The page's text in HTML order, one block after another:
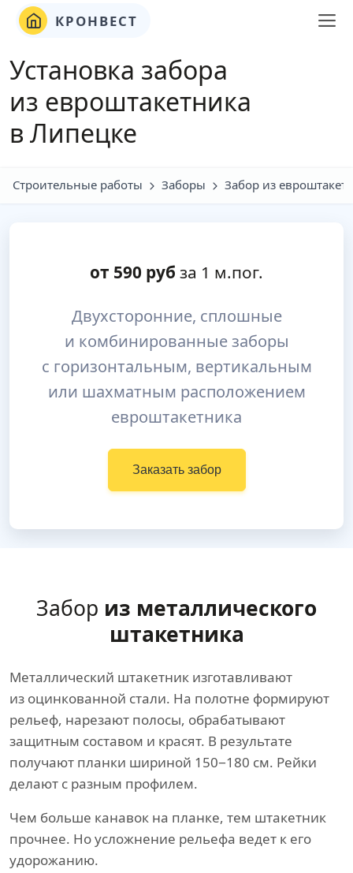
КРОНВЕСТ
Установка забора
из евроштакетника
в Липецке
Строительные работы Заборы Забор из
от 590 руб за 1 м.пог.
Двухсторонние, сплошные
и комбинированные заборы
с горизонтальным, вертикальным
или шахматным расположением
евроштакетника
Заказать забор
Забор из металлического
штакетника
Металлический штакетник изготавливают
из оцинкованной стали. На полотне формируют
рельеф, нарезают полосы, обрабатывают
защитным составом и красят. В результате
получают планки шириной 150−180 см. Рейки
делают с разным профилем.
Чем больше канавок на планке, тем штакетник
прочнее. Но усложнение рельефа ведет к его
удорожанию.